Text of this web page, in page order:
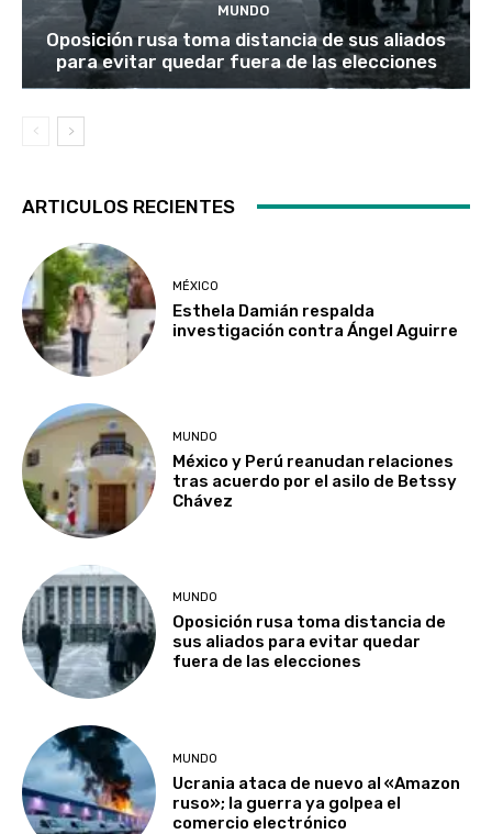
MUNDO
Oposición rusa toma distancia de sus aliados
para evitar quedar fuera de las elecciones
ARTICULOS RECIENTES
MÉXICO
Esthela Damián respalda
investigación contra Ángel Aguirre
MUNDO
México y Perú reanudan relaciones
tras acuerdo por el asilo de Betssy
Chávez
MUNDO
Oposición rusa toma distancia de
sus aliados para evitar quedar
fuera de las elecciones
MUNDO
Ucrania ataca de nuevo al «Amazon
ruso»; la guerra ya golpea el
comercio electrónico